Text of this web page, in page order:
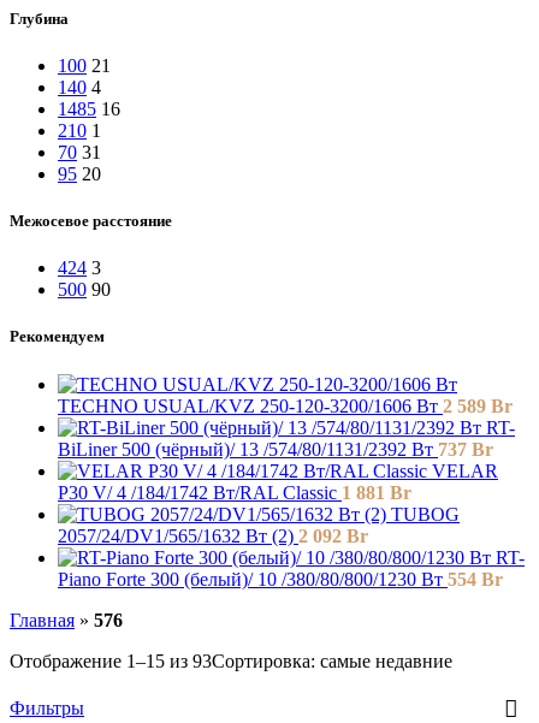
Глубина
100 21
140 4
1485 16
210 1
70 31
95 20
Межосевое расстояние
424 3
500 90
Рекомендуем
TECHNO USUAL/KVZ 250-120-3200/1606 Вт 2 589 Br
RT-
BiLiner 500 (чёрный)/ 13 /574/80/1131/2392 Вт 737 Br
VELAR
P30 V/ 4 /184/1742 Вт/RAL Classic 1 881 Br
TUBOG
2057/24/DV1/565/1632 Вт (2) 2 092 Br
RT-
Piano Forte 300 (белый)/ 10 /380/80/800/1230 Вт 554 Br
Главная » 576
Отображение 1–15 из 93Сортировка: самые недавние
Фильтры